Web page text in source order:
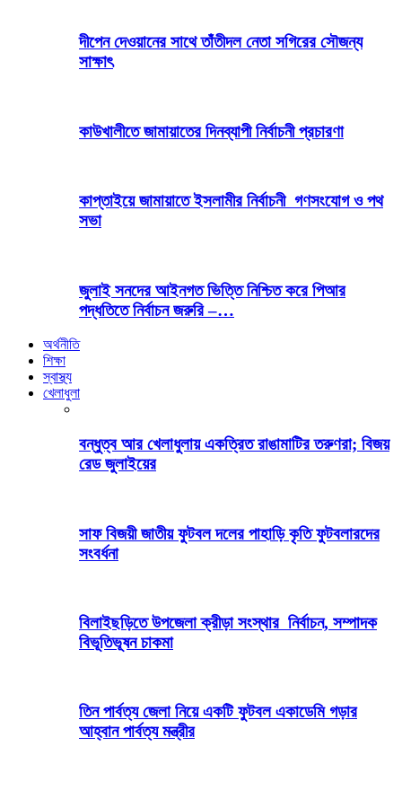
দীপেন দেওয়ানের সাথে তাঁতীদল নেতা সগিরের সৌজন্য
সাক্ষাৎ
কাউখালীতে জামায়াতের দিনব্যাপী নির্বাচনী প্রচারণা
কাপ্তাইয়ে জামায়াতে ইসলামীর নির্বাচনী গণসংযোগ ও পথ
সভা
জুলাই সনদের আইনগত ভিত্তি নিশ্চিত করে পিআর
পদ্ধতিতে নির্বাচন জরুরি –…
অর্থনীতি
শিক্ষা
স্বাস্থ্য
খেলাধুলা
বন্ধুত্ব আর খেলাধুলায় একত্রিত রাঙামাটির তরুণরা; বিজয়
রেড জুলাইয়ের
সাফ বিজয়ী জাতীয় ফুটবল দলের পাহাড়ি কৃতি ফুটবলারদের
সংবর্ধনা
বিলাইছড়িতে উপজেলা ক্রীড়া সংস্থার নির্বাচন, সম্পাদক
বিভূতিভূষন চাকমা
তিন পার্বত্য জেলা নিয়ে একটি ফুটবল একাডেমি গড়ার
আহ্বান পার্বত্য মন্ত্রীর